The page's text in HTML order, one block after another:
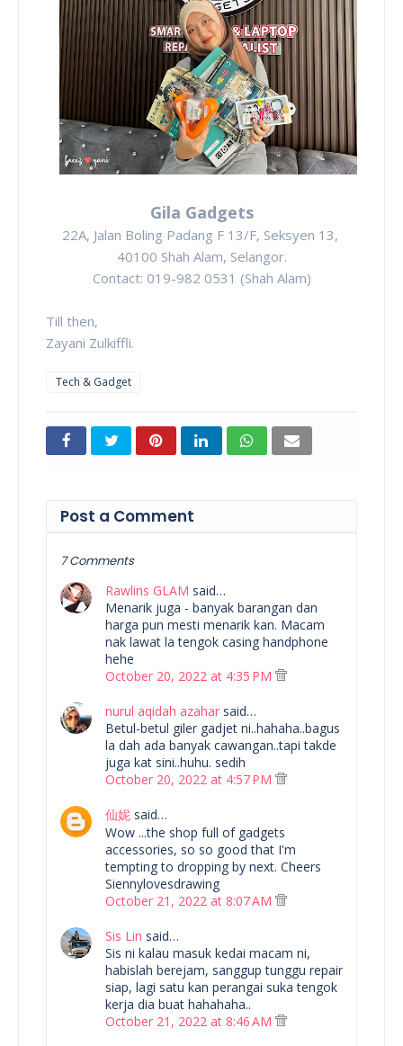
Gila Gadgets
22A, Jalan Boling Padang F 13/F, Seksyen 13,
40100 Shah Alam, Selangor.
Contact: 019-982 0531 (Shah Alam)
Till then,
Zayani Zulkiffli.
Tech & Gadget
Post a Comment
7 Comments
Rawlins GLAM said…
Menarik juga - banyak barangan dan
harga pun mesti menarik kan. Macam
nak lawat la tengok casing handphone
hehe
October 20, 2022 at 4:35 PM
nurul aqidah azahar said…
Betul-betul giler gadjet ni..hahaha..bagus
la dah ada banyak cawangan..tapi takde
juga kat sini..huhu. sedih
October 20, 2022 at 4:57 PM
仙妮 said…
Wow ...the shop full of gadgets
accessories, so so good that I'm
tempting to dropping by next. Cheers
Siennylovesdrawing
October 21, 2022 at 8:07 AM
Sis Lin said…
Sis ni kalau masuk kedai macam ni,
habislah berejam, sanggup tunggu repair
siap, lagi satu kan perangai suka tengok
kerja dia buat hahahaha..
October 21, 2022 at 8:46 AM